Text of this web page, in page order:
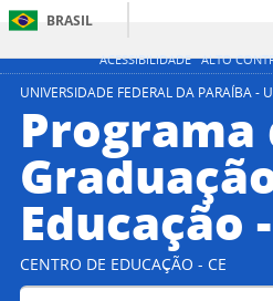
ACESSIBILIDADE ALTO
BRASIL
UNIVERSIDADE FEDERAL DA PARAÍBA -
Programa
Educação
CENTRO DE EDUCAÇÃO - CE
Buscar no portal